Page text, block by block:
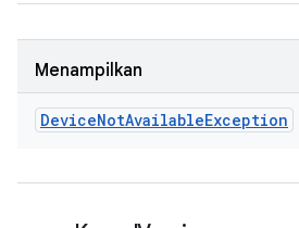
Menampilkan
DeviceNotAvailableException